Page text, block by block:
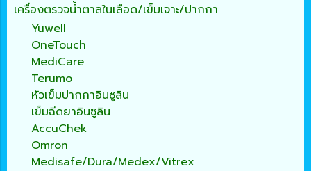
เครื่องตรวจน้ำตาลในเลือด/เข็มเจาะ/ปากกา
Yuwell
OneTouch
MediCare
Terumo
หัวเข็มปากกาอินซูลิน
เข็มฉีดยาอินซูลิน
AccuChek
Omron
Medisafe/Dura/Medex/Vitrex